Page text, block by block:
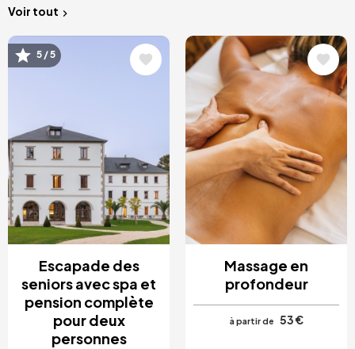
Voir tout
Image
5 / 5
Escapade des
seniors avec spa et
pension complète
pour deux
personnes
Image
Massage en
profondeur
à partir de 53 €